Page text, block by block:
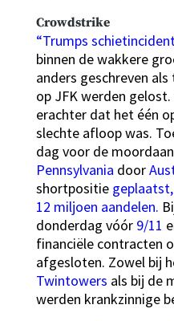
Crowdstrike
“Trumps
binnen de wakkere
anders geschreven
op JFK werden
erachter dat het één
slechte afloop was.
dag voor de
Pennsylvania door
shortpositie geplaatst,
12 miljoen aandelen.
donderdag vóór 9/11
financiële contracten
afgesloten. Zowel bij
Twintowers als bij de
werden krankzinnige